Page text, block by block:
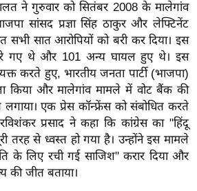
ने गुरुवार को सितंबर 2008 के मालेगांव
सांसद प्रज्ञा सिंह ठाकुर और लेफ्टिनेंट
सभी सात आरोपियों को बरी कर दिया। इस
गए थे और 101 अन्य घायल हुए थे। इस
करते हुए, भारतीय जनता पार्टी (भाजपा)
किया और मालेगांव मामले में वोट बैंक की
एक प्रेस कॉन्फ्रेंस को संबोधित करते
प्रसाद ने कहा कि कांग्रेस का "हिंदू
तरह से ध्वस्त हो गया है। उन्होंने इस मामले
के लिए रची गई साजिश" करार दिया और
जीत बताया।